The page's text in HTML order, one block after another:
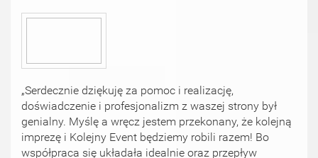
„Serdecznie dziękuję za pomoc i realizację,
doświadczenie i profesjonalizm z waszej strony był
genialny. Myślę a wręcz jestem przekonany, że kolejną
imprezę i Kolejny Event będziemy robili razem! Bo
współpraca się układała idealnie oraz przepływ